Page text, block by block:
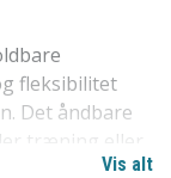
fleksibilitet
Det åndbare
træning eller
Vis alt